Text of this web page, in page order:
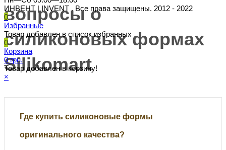
вопросы о
силиконовых формах
Silikomart
Где купить силиконовые формы
оригинального качества?
ИНВЕНТ | INVENT . Все права защищены. 2012 - 2022
0
Избранные
Товар добавлен в список избранных
0
Корзина
0 грн.
Товар добавлен в корзину!
×